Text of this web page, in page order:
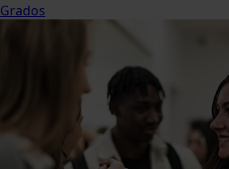
Grados